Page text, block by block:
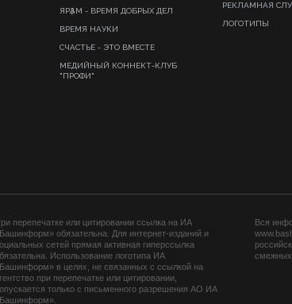
ЯРҘАМ - ВРЕМЯ ДОБРЫХ ДЕЛ
ВРЕМЯ НАУКИ
СЧАСТЬЕ - ЭТО ВМЕСТЕ
МЕДИЙНЫЙ КОННЕКТ-КЛУБ
"ПРОФИ"
РЕКЛАМНАЯ
ЛОГОТИПЫ
перепечатке или цитировании ссылка на ИА
обязательна. Для интернет-изданий и
сетей прямая активная гиперссылка
Использование логотипа ИА
в целях, не связанных с ссылкой на
при перепечатке или цитировании,
только с письменного разрешения АО ИА
Вся
смежных